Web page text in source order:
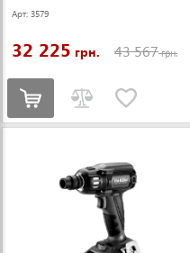
Арт: 3579
32 225 грн. 43 567грн.